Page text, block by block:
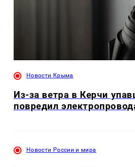
Новости Крыма
Из-за ветра в Керчи
повредил
Новости России и мира